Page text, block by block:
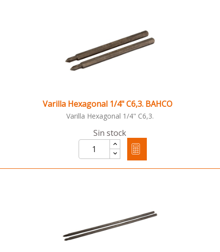
Varilla Hexagonal 1/4" C6,3. BAHCO
Varilla Hexagonal 1/4" C6,3.
Sin stock